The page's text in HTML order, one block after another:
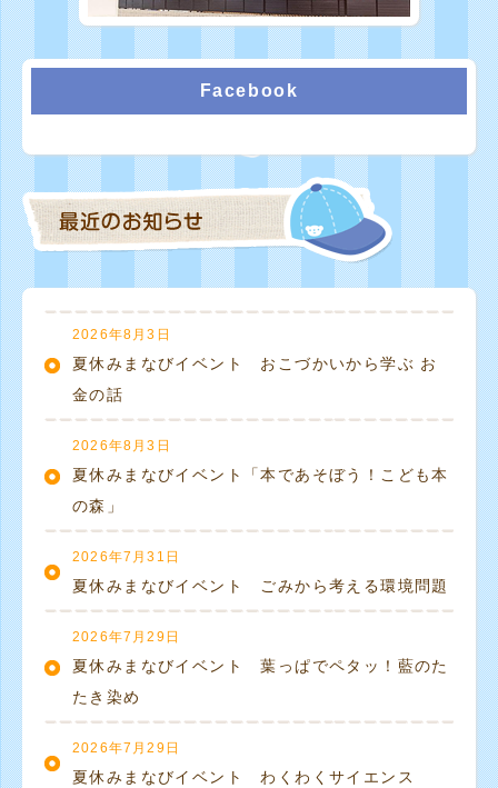
Facebook
2026年8月3日
夏休みまなびイベント おこづかいから学ぶ お
金の話
2026年8月3日
夏休みまなびイベント「本であそぼう！こども本
の森」
2026年7月31日
夏休みまなびイベント ごみから考える環境問題
2026年7月29日
夏休みまなびイベント 葉っぱでペタッ！藍のた
たき染め
2026年7月29日
夏休みまなびイベント わくわくサイエンス